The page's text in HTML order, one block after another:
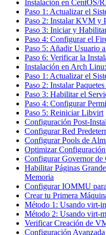
Instalación en CentOS/
Paso 1: Actualizar el
Paso 2: Instalar KVM y
Paso 3: Iniciar y
Paso 4: Configurar el
Paso 5: Añadir Usuario
Paso 6: Verificar la
Instalación en Arch
Paso 1: Actualizar el
Paso 2: Instalar
Paso 3: Habilitar el
Paso 4: Configurar
Paso 5: Reiniciar Libvirt
Configuración Post-
Configurar Red
Configurar Pools de
Optimizar
Configurar Governor de
Habilitar Páginas
Memoria
Configurar IOMMU
Crear tu Primera
Método 1: Usando virt-
Método 2: Usando virt-
Verificar Creación de
Configuración Avanzada